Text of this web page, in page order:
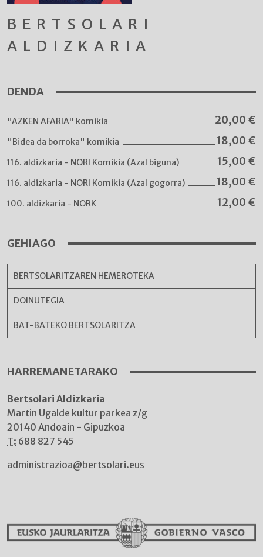
BERTSOLARI
ALDIZKARIA
DENDA
"AZKEN AFARIA" komikia 20,00 €
"Bidea da borroka" komikia 18,00 €
116. aldizkaria - NORI Komikia (Azal biguna) 15,00 €
116. aldizkaria - NORI Komikia (Azal gogorra) 18,00 €
100. aldizkaria - NORK 12,00 €
GEHIAGO
BERTSOLARITZAREN HEMEROTEKA
DOINUTEGIA
BAT-BATEKO BERTSOLARITZA
HARREMANETARAKO
Bertsolari Aldizkaria
Martin Ugalde kultur parkea z/g
20140 Andoain - Gipuzkoa
T: 688 827 545
administrazioa@bertsolari.eus